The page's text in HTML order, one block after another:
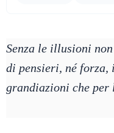
Senza le illusioni
di pensieri, né forza,
grandiazioni che per